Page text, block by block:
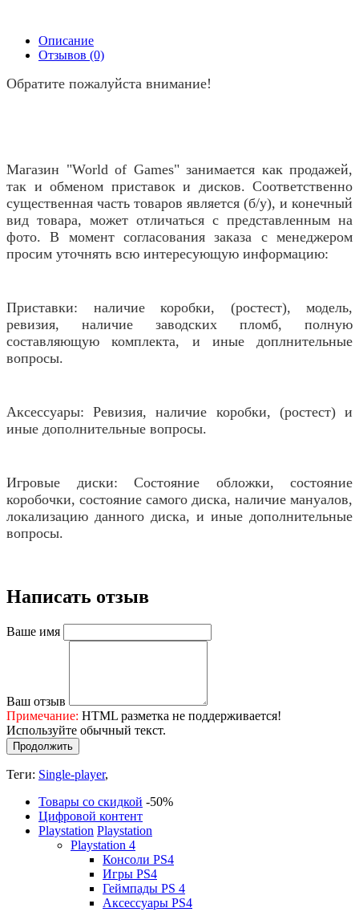
Описание
Отзывов (0)
Обратите пожалуйста внимание!
Магазин "World of Games" занимается как продажей,
так и обменом приставок и дисков. Соответственно
существенная часть товаров является (б/у), и конечный
вид товара, может отличаться с представленным на
фото. В момент согласования заказа с менеджером
просим уточнять всю интересующую информацию:
Приставки: наличие коробки, (ростест), модель,
ревизия, наличие заводских пломб, полную
составляющую комплекта, и иные доплнительные
вопросы.
Аксессуары: Ревизия, наличие коробки, (ростест) и
иные дополнительные вопросы.
Игровые диски: Состояние обложки, состояние
коробочки, состояние самого диска, наличие мануалов,
локализацию данного диска, и иные дополнительные
вопросы.
Написать отзыв
Ваше имя
Ваш отзыв
Примечание: HTML разметка не поддерживается!
Используйте обычный текст.
Продолжить
Теги: Single-player,
Товары со скидкой -50%
Цифровой контент
Playstation Playstation
Playstation 4
Консоли PS4
Игры PS4
Геймпады PS 4
Аксессуары PS4